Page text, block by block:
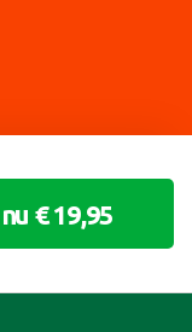
€ 19,95